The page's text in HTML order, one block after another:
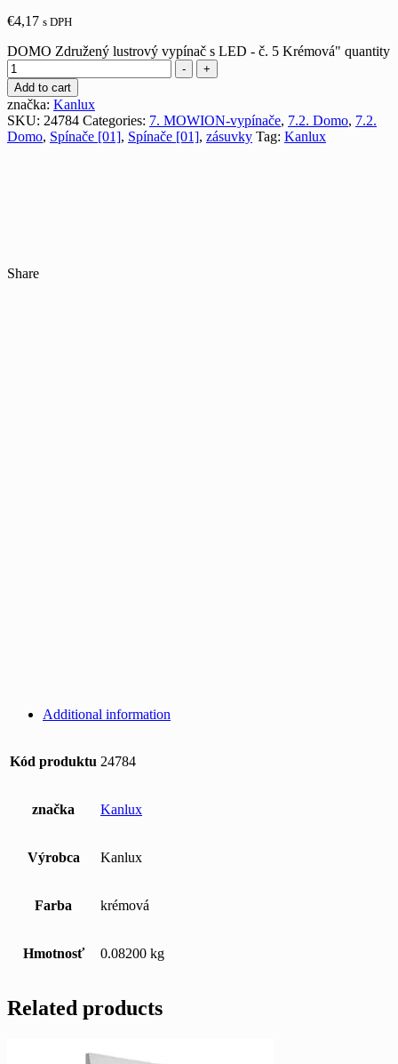
€4,17 s DPH
DOMO Združený lustrový vypínač s LED - č. 5 Krémová" quantity
-
+
Add to cart
značka: Kanlux
SKU: 24784 Categories: 7. MOWION-vypínače, 7.2. Domo, 7.2.
Domo, Spínače [01], Spínače [01], zásuvky Tag: Kanlux
Share
Additional information
Kód produktu 24784
značka Kanlux
Výrobca Kanlux
Farba krémová
Hmotnosť 0.08200 kg
Related products